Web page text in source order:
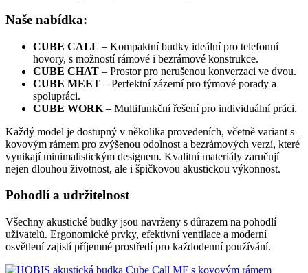
Naše nabídka:
CUBE CALL – Kompaktní budky ideální pro telefonní
hovory, s možností rámové i bezrámové konstrukce.
CUBE CHAT – Prostor pro nerušenou konverzaci ve dvou.
CUBE MEET – Perfektní zázemí pro týmové porady a
spolupráci.
CUBE WORK – Multifunkční řešení pro individuální práci.
Každý model je dostupný v několika provedeních, včetně variant s
kovovým rámem pro zvýšenou odolnost a bezrámových verzí, které
vynikají minimalistickým designem. Kvalitní materiály zaručují
nejen dlouhou životnost, ale i špičkovou akustickou výkonnost.
Pohodlí a udržitelnost
Všechny akustické budky jsou navrženy s důrazem na pohodlí
uživatelů. Ergonomické prvky, efektivní ventilace a moderní
osvětlení zajistí příjemné prostředí pro každodenní používání.